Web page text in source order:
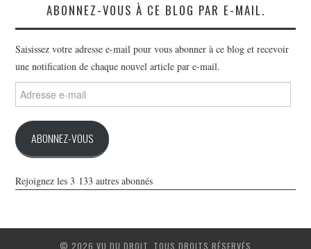
ABONNEZ-VOUS À CE BLOG PAR E-MAIL.
Saisissez votre adresse e-mail pour vous abonner à ce blog et recevoir
une notification de chaque nouvel article par e-mail.
e-
ABONNEZ-VOUS
Rejoignez les 3 133 autres abonnés
© 2026 VU DU DROIT. TOUS DROITS RÉSERVÉS